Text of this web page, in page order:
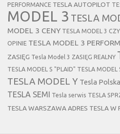
PERFORMANCE TESLA AUTOPILOT
MODEL 3 TESLA
MODEL 3 CENY TESLA MODEL 3
OPINIE TESLA MODEL 3
ZASIĘG Tesla Model 3 ZASIĘG REALNY
TESLA MODEL S "PLAID" TESLA MODEL
TESLA MODEL Y Tesla Polska
TESLA SEMI Tesla serwis TESLA
TESLA WARSZAWA ADRES TESLA W